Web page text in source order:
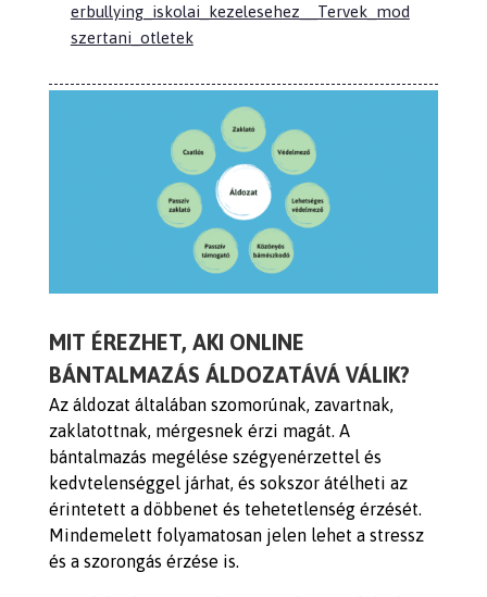
erbullying_iskolai_kezelesehez__Tervek_mod
szertani_otletek
MIT ÉREZHET, AKI ONLINE
BÁNTALMAZÁS ÁLDOZATÁVÁ VÁLIK?
Az áldozat általában szomorúnak, zavartnak,
zaklatottnak, mérgesnek érzi magát. A
bántalmazás megélése szégyenérzettel és
kedvtelenséggel járhat, és sokszor átélheti az
érintetett a döbbenet és tehetetlenség érzését.
Mindemelett folyamatosan jelen lehet a stressz
és a szorongás érzése is.